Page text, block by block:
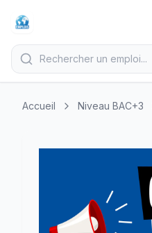
Accueil Niveau BAC+3